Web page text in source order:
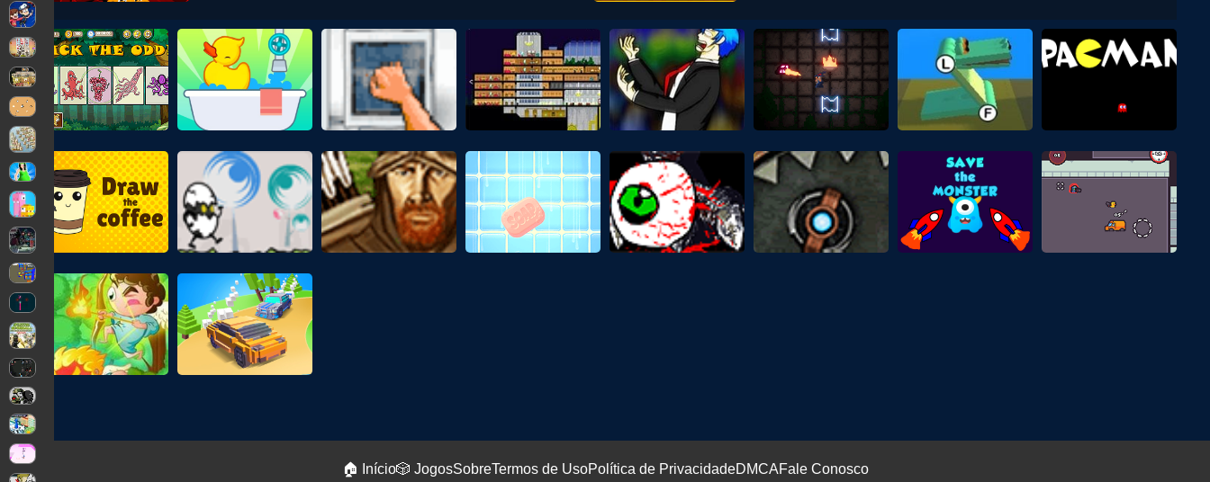
🏠 Início🎲 JogosSobreTermos de UsoPolítica de PrivacidadeDMCAFale Conosco